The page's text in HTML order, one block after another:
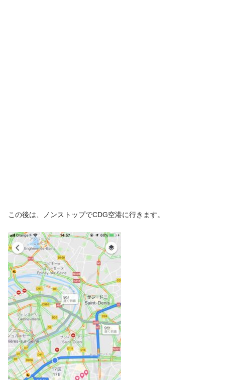
この後は、ノンストップでCDG空港に行きます。